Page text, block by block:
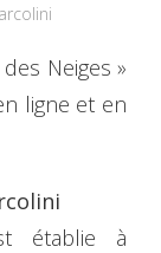
Neiges »
ligne et en
établie à